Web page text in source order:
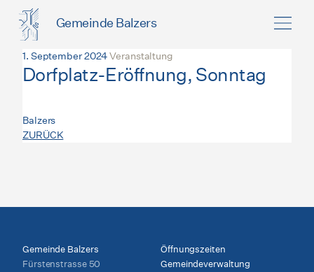
Gemeinde Balzers
1. September 2024Veranstaltung
Dorfplatz-Eröffnung, Sonntag
Balzers
ZURÜCK
Gemeinde Balzers
Fürstenstrasse 50
Öffnungszeiten
Gemeindeverwaltung